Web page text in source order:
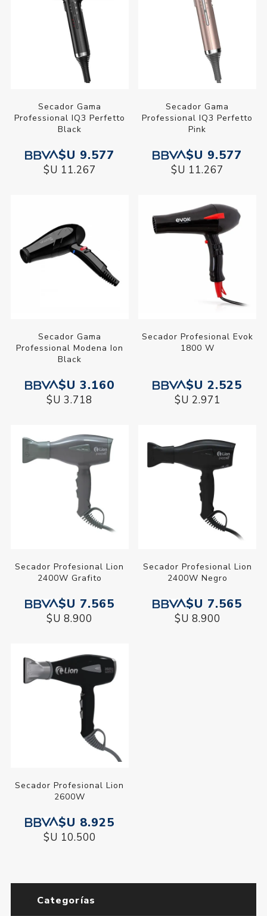
Secador Gama
Professional IQ3 Perfetto
Black
$U 9.577
$U 11.267
Secador Gama
Professional IQ3 Perfetto
Pink
$U 9.577
$U 11.267
Secador Gama
Professional Modena Ion
Black
$U 3.160
$U 3.718
Secador Profesional Evok
1800 W
$U 2.525
$U 2.971
Secador Profesional Lion
2400W Grafito
$U 7.565
$U 8.900
Secador Profesional Lion
2400W Negro
$U 7.565
$U 8.900
Secador Profesional Lion
2600W
$U 8.925
$U 10.500
Categorías